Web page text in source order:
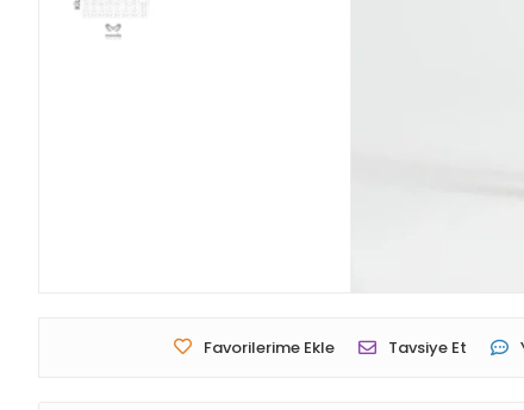
Favorilerime Ekle Tavsiye Et